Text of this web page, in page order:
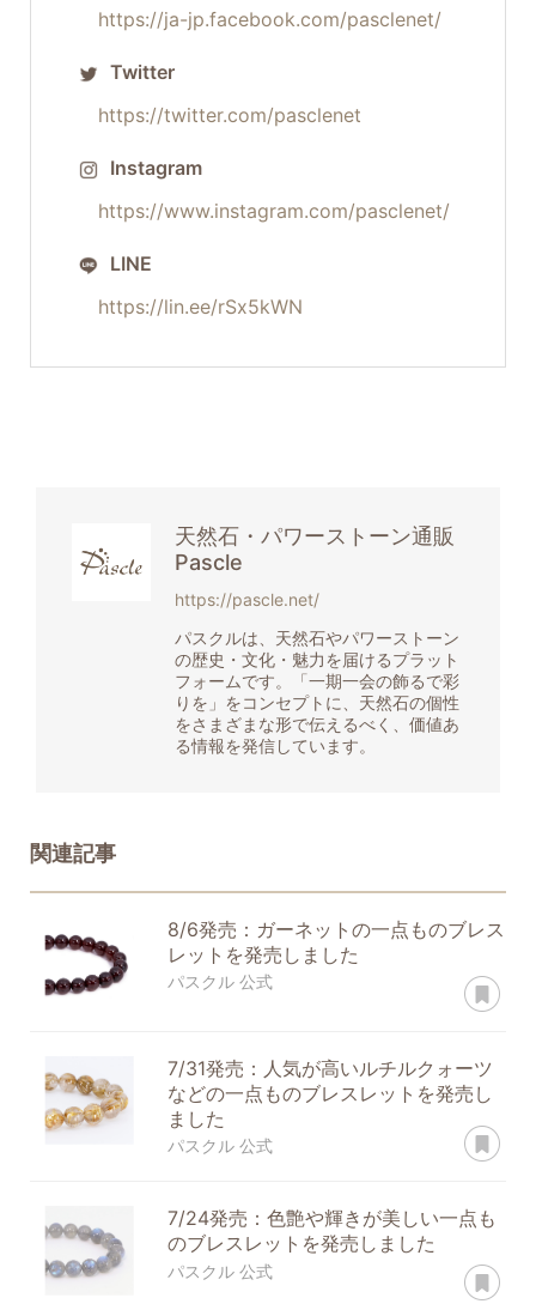
https://ja-jp.facebook.com/pasclenet/
Twitter
https://twitter.com/pasclenet
Instagram
https://www.instagram.com/pasclenet/
LINE
https://lin.ee/rSx5kWN
天然石・パワーストーン通販
Pascle
https://pascle.net/
パスクルは、天然石やパワーストーン
の歴史・文化・魅力を届けるプラット
フォームです。「一期一会の飾るで彩
りを」をコンセプトに、天然石の個性
をさまざまな形で伝えるべく、価値あ
る情報を発信しています。
関連記事
8/6発売：ガーネットの一点ものブレス
レットを発売しました
パスクル 公式
7/31発売：人気が高いルチルクォーツ
などの一点ものブレスレットを発売し
ました
パスクル 公式
7/24発売：色艶や輝きが美しい一点も
のブレスレットを発売しました
パスクル 公式